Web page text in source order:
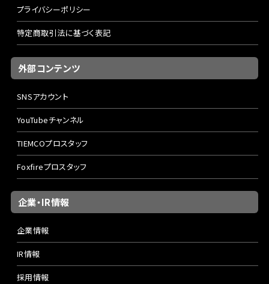
プライバシーポリシー
特定商取引法に基づく表記
外部コンテンツ
SNSアカウント
YouTubeチャンネル
TIEMCOプロスタッフ
Foxfireプロスタッフ
企業・IR情報
企業情報
IR情報
採用情報